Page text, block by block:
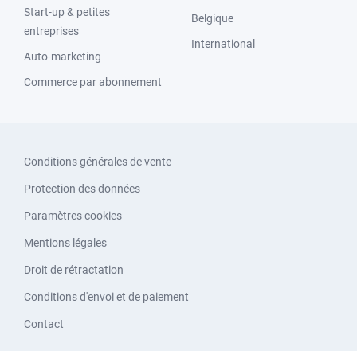
Start-up & petites
entreprises
Auto-marketing
Commerce par abonnement
Belgique
International
Conditions générales de vente
Protection des données
Paramètres cookies
Mentions légales
Droit de rétractation
Conditions d'envoi et de paiement
Contact